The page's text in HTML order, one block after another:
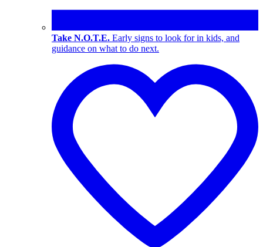
Take N.O.T.E. Early signs to look for in kids, and
guidance on what to do next.